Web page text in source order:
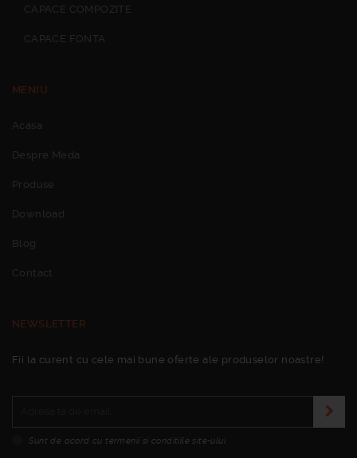
CAPACE COMPOZITE
CAPACE FONTA
MENIU
Acasa
Despre Meda
Produse
Download
Blog
Contact
NEWSLETTER
Fii la curent cu cele mai bune oferte ale produselor noastre!
Sunt de acord cu termenii si conditiile site-ului